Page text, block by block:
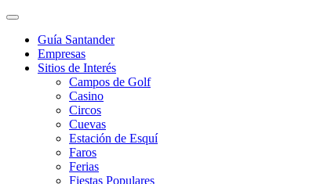
Guía Santander
Empresas
Sitios de Interés
Campos de Golf
Casino
Circos
Cuevas
Estación de Esquí
Faros
Ferias
Fiestas Populares